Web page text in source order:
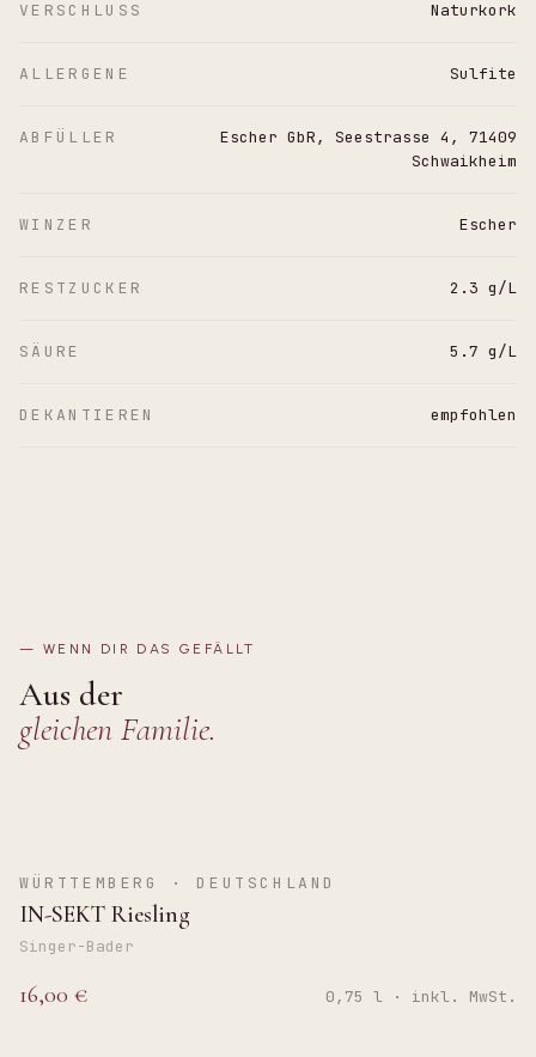
VERSCHLUSS Naturkork
ALLERGENE Sulfite
ABFÜLLER
Escher GbR, Seestrasse 4, 71409
Schwaikheim
WINZER Escher
RESTZUCKER 2.3 g/L
SÄURE 5.7 g/L
DEKANTIEREN empfohlen
— WENN DIR DAS GEFÄLLT
Aus der
gleichen Familie.
BRUT
WÜRTTEMBERG · DEUTSCHLAND
IN-SEKT Riesling
Singer-Bader
16,00 € 0,75 l · inkl. MwSt.